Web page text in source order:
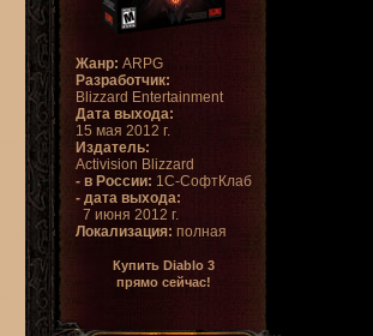
Жанр: ARPG
Разработчик:
Blizzard Entertainment
Дата выхода:
15 мая 2012 г.
Издатель:
Activision Blizzard
- в России: 1С-СофтКлаб
- дата выхода:
7 июня 2012 г.
Локализация: полная
Купить Diablo 3
прямо сейчас!